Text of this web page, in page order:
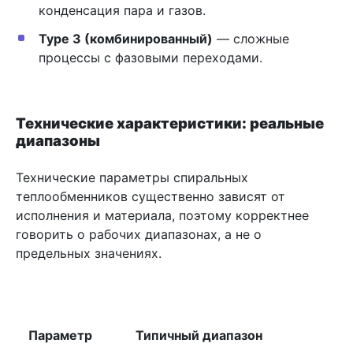
конденсация пара и газов.
Type 3 (комбинированный) — сложные
процессы с фазовыми переходами.
Технические характеристики: реальные
диапазоны
Технические параметры спиральных
теплообменников существенно зависят от
исполнения и материала, поэтому корректнее
говорить о рабочих диапазонах, а не о
предельных значениях.
Параметр Типичный диапазон